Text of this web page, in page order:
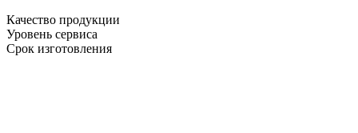
Качество продукции
Уровень сервиса
Срок изготовления